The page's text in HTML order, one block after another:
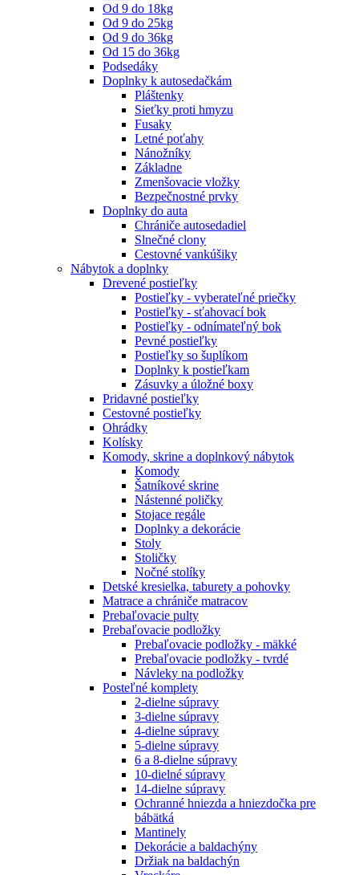
Od 9 do 18kg
Od 9 do 25kg
Od 9 do 36kg
Od 15 do 36kg
Podsedáky
Doplnky k autosedačkám
Pláštenky
Sieťky proti hmyzu
Fusaky
Letné poťahy
Nánožníky
Základne
Zmenšovacie vložky
Bezpečnostné prvky
Doplnky do auta
Chrániče autosedadiel
Slnečné clony
Cestovné vankúšiky
Nábytok a doplnky
Drevené postieľky
Postieľky - vyberateľné priečky
Postieľky - sťahovací bok
Postieľky - odnímateľný bok
Pevné postieľky
Postieľky so šuplíkom
Doplnky k postieľkam
Zásuvky a úložné boxy
Pridavné postieľky
Cestovné postieľky
Ohrádky
Kolísky
Komody, skrine a doplnkový nábytok
Komody
Šatníkové skrine
Nástenné poličky
Stojace regále
Doplnky a dekorácie
Stoly
Stoličky
Nočné stolíky
Detské kresielka, taburety a pohovky
Matrace a chrániče matracov
Prebaľovacie pulty
Prebaľovacie podložky
Prebaľovacie podložky - mäkké
Prebaľovacie podložky - tvrdé
Návleky na podložky
Posteľné komplety
2-dielne súpravy
3-dielne súpravy
4-dielne súpravy
5-dielne súpravy
6 a 8-dielne súpravy
10-dielné súpravy
14-dielne súpravy
Ochranné hniezda a hniezdočka pre
bábätká
Mantinely
Dekorácie a baldachýny
Držiak na baldachýn